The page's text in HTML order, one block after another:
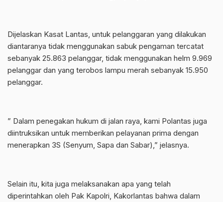
Dijelaskan Kasat Lantas, untuk pelanggaran yang dilakukan
diantaranya tidak menggunakan sabuk pengaman tercatat
sebanyak 25.863 pelanggar, tidak menggunakan helm 9.969
pelanggar dan yang terobos lampu merah sebanyak 15.950
pelanggar.
” Dalam penegakan hukum di jalan raya, kami Polantas juga
diintruksikan untuk memberikan pelayanan prima dengan
menerapkan 3S (Senyum, Sapa dan Sabar),” jelasnya.
Selain itu, kita juga melaksanakan apa yang telah
diperintahkan oleh Pak Kapolri, Kakorlantas bahwa dalam